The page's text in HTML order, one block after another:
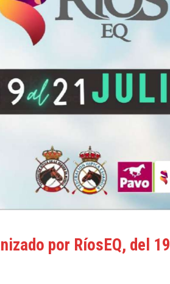
por RíosEQ, del 19